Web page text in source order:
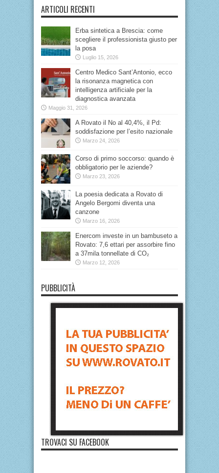
ARTICOLI RECENTI
Erba sintetica a Brescia: come
scegliere il professionista giusto per
la posa
Luglio 15, 2026
Centro Medico Sant’Antonio, ecco
la risonanza magnetica con
intelligenza artificiale per la
diagnostica avanzata
Maggio 31, 2026
A Rovato il No al 40,4%, il Pd:
soddisfazione per l’esito nazionale
Marzo 24, 2026
Corso di primo soccorso: quando è
obbligatorio per le aziende?
Marzo 23, 2026
La poesia dedicata a Rovato di
Angelo Bergomi diventa una
canzone
Marzo 16, 2026
Enercom investe in un bambuseto a
Rovato: 7,6 ettari per assorbire fino
a 37mila tonnellate di CO₂
Marzo 12, 2026
PUBBLICITÀ
TROVACI SU FACEBOOK